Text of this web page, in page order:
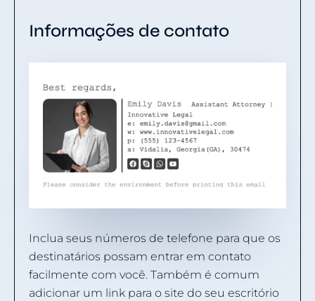
Informações de contato
Inclua seus números de telefone para que os
destinatários possam entrar em contato
facilmente com você. Também é comum
adicionar um link para o site do seu escritório